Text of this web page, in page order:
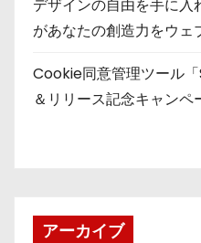
デザインの自由を手に
があなたの創造力をウ
Cookie同意管理ツール
＆リリース記念キャンペ
アーカイブ